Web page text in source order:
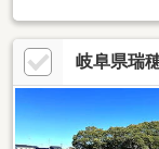
黄色い看板・黄色い
濃善不動産です！岐
土地探しも住まい探
■売買保有物件1000
岐阜県瑞